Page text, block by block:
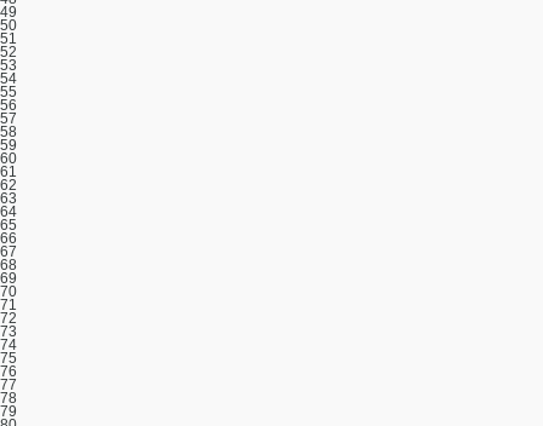
49
50
51
52
53
54
55
56
57
58
59
60
61
62
63
64
65
66
67
68
69
70
71
72
73
74
75
76
77
78
79